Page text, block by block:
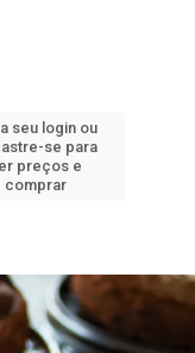
seu login ou
se para
preços e
comprar